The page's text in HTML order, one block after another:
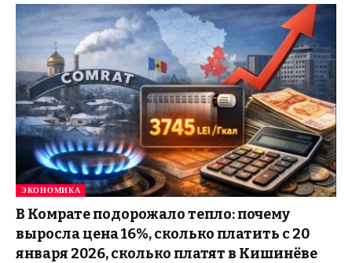
ЭКОНОМИКА
В Комрате подорожало тепло: почему
выросла цена 16%, сколько платить с 20
января 2026, сколько платят в Кишинёве